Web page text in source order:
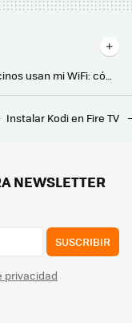
De vez en cuando sospecho que los vecinos usan mi WiFi: cómo comprobar fácilmente qué dispositivos están conectados a tu red
Esta función de Kodi es poco conocida y yo siempre la uso para cuidar el panel OLED de mi tele y evitar quemados
Este anime de astronautas ostenta un récord loco e imbatible: tener el primer diálogo en una obra de ficción grabada desde la Estación Espacial Internacional
Instalar Kodi en Fire TV
NEWSLETTER
SUSCRIBIR
privacidad